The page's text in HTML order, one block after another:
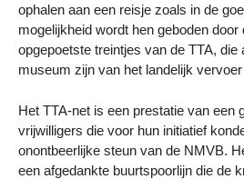
ophalen aan een reisje zoals in de
mogelijkheid wordt hen geboden door
opgepoetste treintjes van de TTA, die
museum zijn van het landelijk
Het TTA-net is een prestatie van een
vrijwilligers die voor hun initiatief
onontbeerlijke steun van de NMVB.
een afgedankte buurtspoorlijn die de